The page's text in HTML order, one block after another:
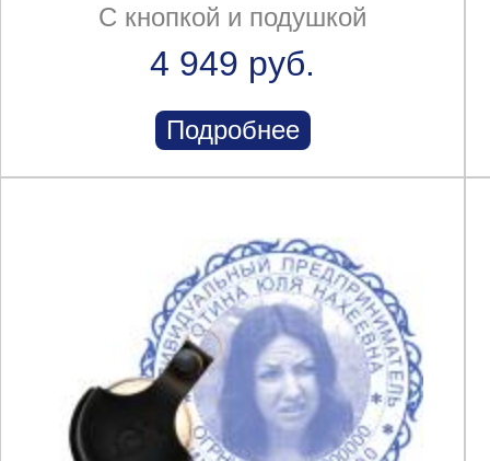
С кнопкой и подушкой
4 949 руб.
Подробнее